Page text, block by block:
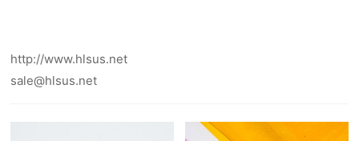
http://www.hlsus.net
sale@hlsus.net